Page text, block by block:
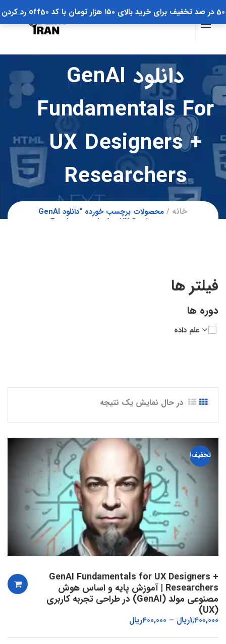
50 در صد تخفیف برای خرید بالای ۱۵۰ هزار تومان با کد off50 رد کردن
دانلود GenAI
Fundamentals For
UX Designers +
Researchers
خانه
محصولات برچسب خورده “دانلود GenAI
Fundamentals for UX Designers +
در حال نمایش یک نتیجه
تخفیف!
GenAI Fundamentals for UX Designers +
Researchers | آموزش پایه و اساس هوش
مصنوعی مولد (GenAI) در طراحی تجربه کاربری
(UX)
1,400,000ریال 400,000ریال
فیلتر ها
دوره ها
علم داده